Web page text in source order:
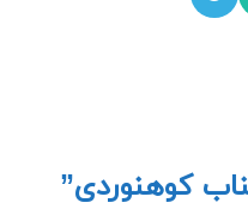
کوهنوردی”